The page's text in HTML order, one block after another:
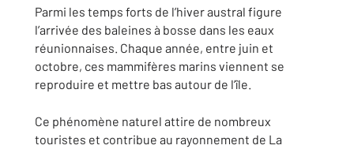
Parmi les temps forts de l’hiver austral figure
l’arrivée des baleines à bosse dans les eaux
réunionnaises. Chaque année, entre juin et
octobre, ces mammifères marins viennent se
reproduire et mettre bas autour de l’île.
Ce phénomène naturel attire de nombreux
touristes et contribue au rayonnement de La